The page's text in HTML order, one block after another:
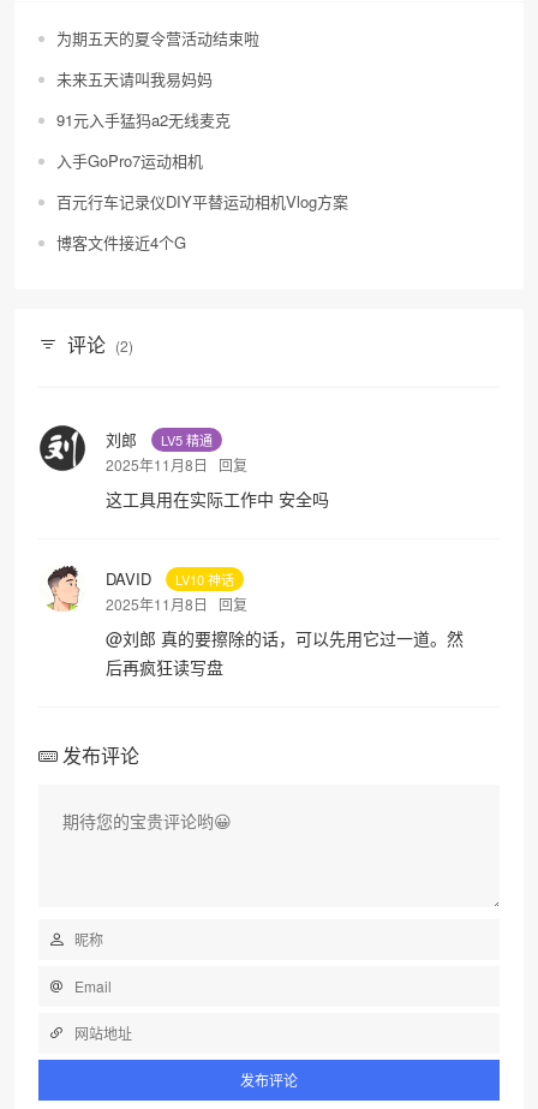
为期五天的夏令营活动结束啦
未来五天请叫我易妈妈
91元入手猛犸a2无线麦克
入手GoPro7运动相机
百元行车记录仪DIY平替运动相机Vlog方案
博客文件接近4个G
评论 (2)
刘郎 LV5 精通
2025年11月8日 回复
这工具用在实际工作中 安全吗
DAVID LV10 神话
2025年11月8日 回复
@刘郎 真的要擦除的话，可以先用它过一道。然
后再疯狂读写盘
发布评论